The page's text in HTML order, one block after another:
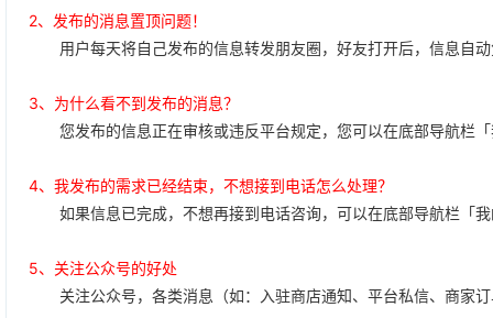
2、发布的消息置顶问题！
用户每天将自己发布的信息转发朋友圈，好友打开后，信息自
3、为什么看不到发布的消息？
您发布的信息正在审核或违反平台规定，您可以在底部导航栏
4、我发布的需求已经结束，不想接到电话怎么处理？
如果信息已完成，不想再接到电话咨询，可以在底部导航栏「
5、关注公众号的好处
关注公众号，各类消息（如：入驻商店通知、平台私信、商家